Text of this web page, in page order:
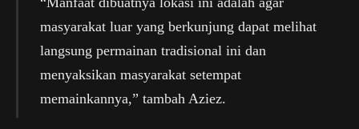
masyarakat luar yang berkunjung dapat melihat
langsung permainan tradisional ini dan
menyaksikan masyarakat setempat
memainkannya,” tambah Aziez.